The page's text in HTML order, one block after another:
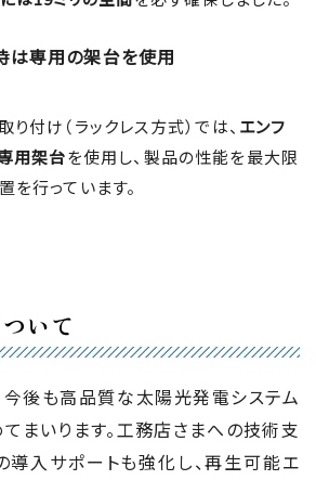
は専用の架台を使用
付け（ラックレス方式）では、 エンフ
用架台を使用し、製品の性能を最大限
を行っています。
いて
今後も高品質な太陽光発電システム
まいります。工務店さまへの技術支
導入サポートも強化し、再生可能エ